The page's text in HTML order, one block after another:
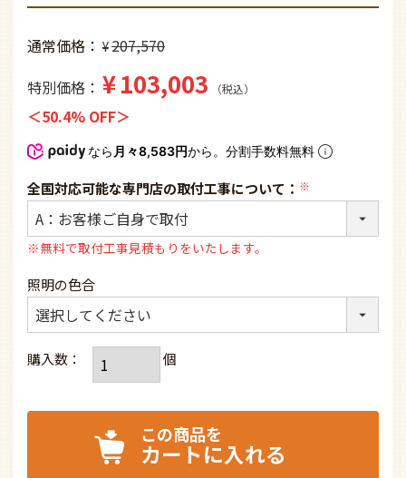
通常価格 ¥207,570
特別価格
¥103,003 税込
50.4% OFF
なら 月々8,583円から。分割手数料無料
全国対応可能な専門店の取付工事について：
(必
※無料で取付工事見積もりをいたします。
照明の色合
カートに入れる